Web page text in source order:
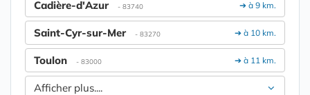
➔ à 9 km.
Cadière-d'Azur - 83740
➔ à 10 km.
Saint-Cyr-sur-Mer - 83270
➔ à 11 km.
Toulon - 83000
Afficher plus....